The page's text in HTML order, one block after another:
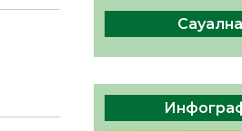
Руслан
әкімінің
тағайындалды